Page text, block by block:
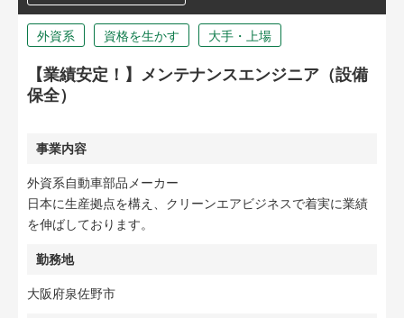
外資系 資格を生かす 大手・上場
【業績安定！】メンテナンスエンジニア（設備
保全）
事業内容
外資系自動車部品メーカー
日本に生産拠点を構え、クリーンエアビジネスで着実に業績
を伸ばしております。
勤務地
大阪府泉佐野市